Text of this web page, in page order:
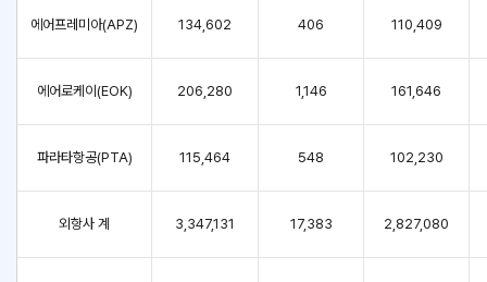
에어프레미아(APZ) 134,602 406 110,409
에어로케이(EOK) 206,280 1,146 161,646
파라타항공(PTA) 115,464 548 102,230
외항사 계 3,347,131 17,383 2,827,080